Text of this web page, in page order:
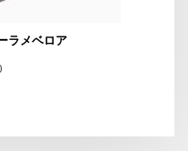
ラメベロア